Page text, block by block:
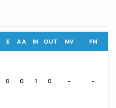
E AA IN OUT MV FM
0 0 1 0 - -